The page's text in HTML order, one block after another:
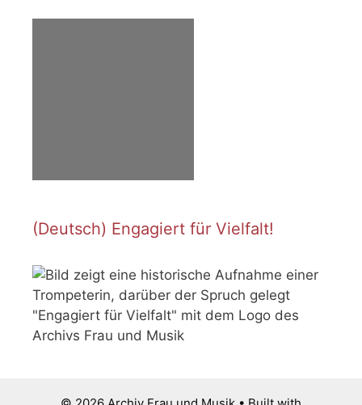
(Deutsch) Engagiert für Vielfalt!